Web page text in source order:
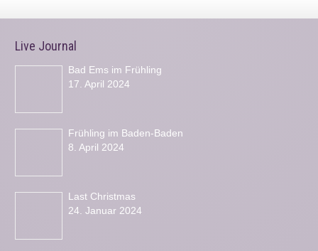
Live Journal
Bad Ems im Frühling
17. April 2024
Frühling im Baden-Baden
8. April 2024
Last Christmas
24. Januar 2024